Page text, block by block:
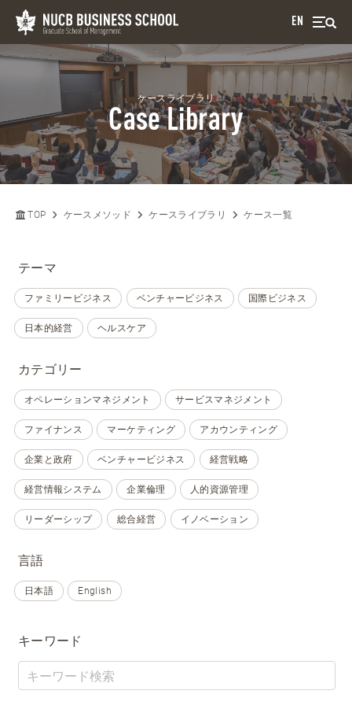
EN
ケースライブラリ
Case Library
TOP ケースメソッド ケースライブラリ ケース一覧
テーマ
ファミリービジネス ベンチャービジネス 国際ビジネス
日本的経営 ヘルスケア
カテゴリー
オペレーションマネジメント サービスマネジメント
ファイナンス マーケティング アカウンティング
企業と政府 ベンチャービジネス 経営戦略
経営情報システム 企業倫理 人的資源管理
リーダーシップ 総合経営 イノベーション
言語
日本語 English
キーワード